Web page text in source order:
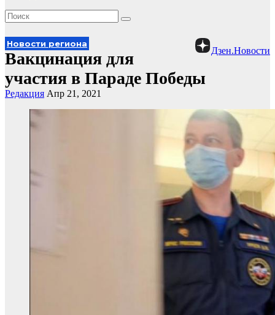
Дзен.Новости
Новости региона
Вакцинация для
участия в Параде Победы
Редакция Апр 21, 2021